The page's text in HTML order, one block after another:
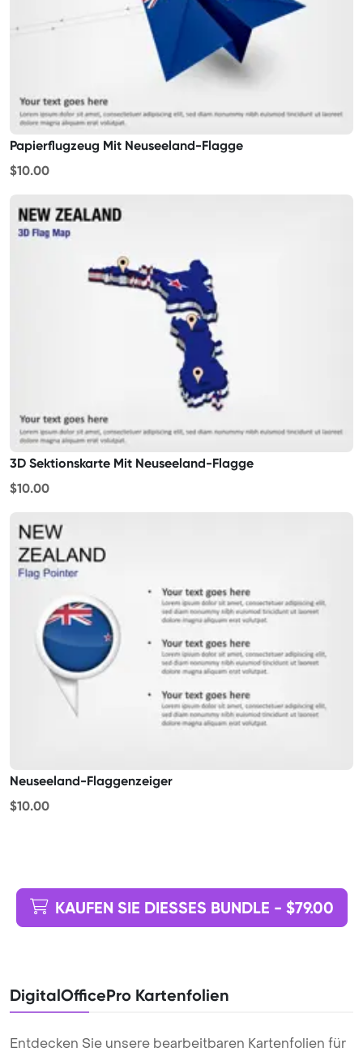
Papierflugzeug Mit Neuseeland-Flagge
$10.00
3D Sektionskarte Mit Neuseeland-Flagge
$10.00
Neuseeland-Flaggenzeiger
$10.00
KAUFEN SIE DIESSES BUNDLE - $79.00
DigitalOfficePro Kartenfolien
Entdecken Sie unsere bearbeitbaren Kartenfolien für